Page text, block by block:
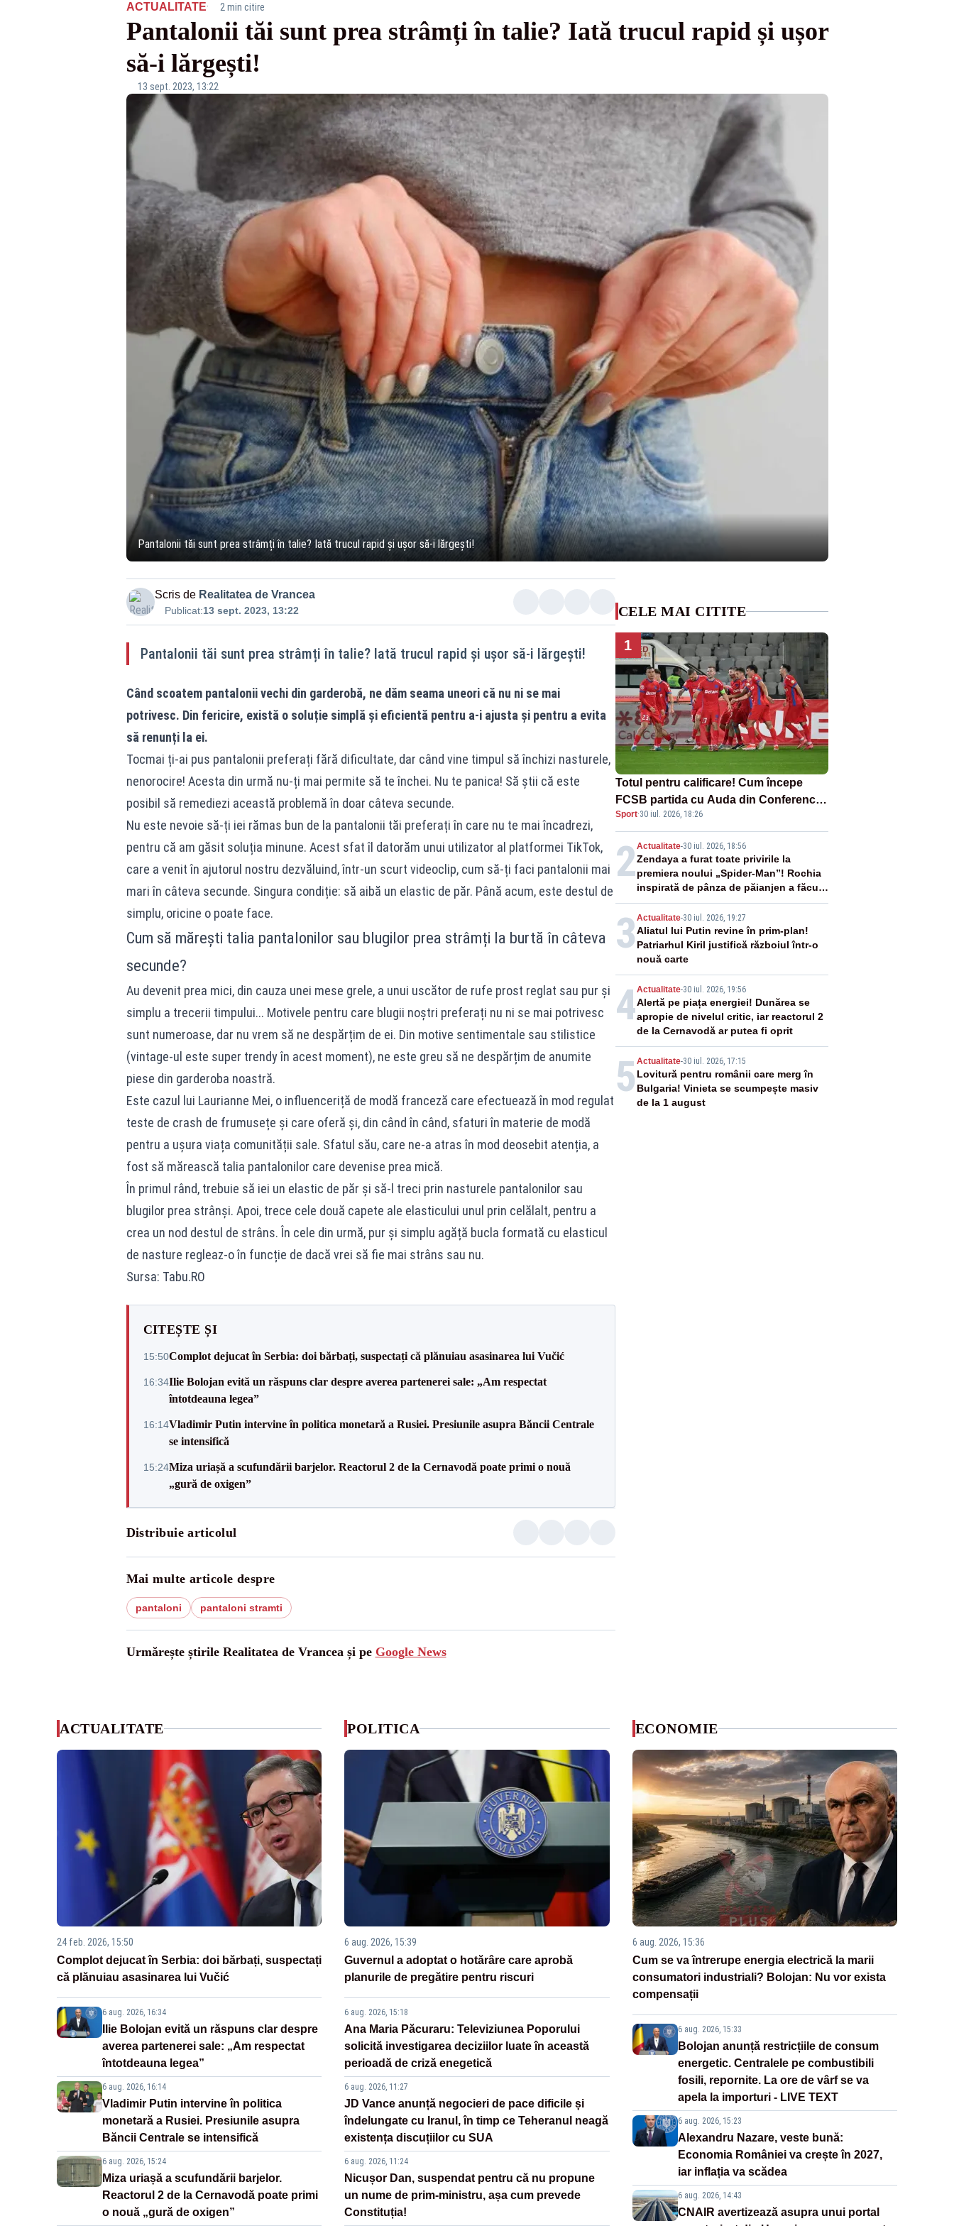
ACTUALITATE· 2 min citire
Pantalonii tăi sunt prea strâmți în talie? Iată trucul rapid și ușor
să-i lărgești!
13 sept. 2023, 13:22
Pantalonii tăi sunt prea strâmți în talie? Iată trucul rapid și ușor să-i lărgești!
Scris de Realitatea de Vrancea
Publicat:13 sept. 2023, 13:22
Pantalonii tăi sunt prea strâmți în talie? Iată trucul rapid și ușor să-i lărgești!
Când scoatem pantalonii vechi din garderobă, ne dăm seama uneori că nu ni se mai
potrivesc. Din fericire, există o soluție simplă și eficientă pentru a-i ajusta și pentru a evita
să renunți la ei.
Tocmai ți-ai pus pantalonii preferați fără dificultate, dar când vine timpul să închizi nasturele,
nenorocire! Acesta din urmă nu-ți mai permite să te închei. Nu te panica! Să știi că este
posibil să remediezi această problemă în doar câteva secunde.
Nu este nevoie să-ți iei rămas bun de la pantalonii tăi preferați în care nu te mai încadrezi,
pentru că am găsit soluția minune. Acest sfat îl datorăm unui utilizator al platformei TikTok,
care a venit în ajutorul nostru dezvăluind, într-un scurt videoclip, cum să-ți faci pantalonii mai
mari în câteva secunde. Singura condiție: să aibă un elastic de păr. Până acum, este destul de
simplu, oricine o poate face.
Cum să mărești talia pantalonilor sau blugilor prea strâmți la burtă în câteva
secunde?
Au devenit prea mici, din cauza unei mese grele, a unui uscător de rufe prost reglat sau pur și
simplu a trecerii timpului... Motivele pentru care blugii noștri preferați nu ni se mai potrivesc
sunt numeroase, dar nu vrem să ne despărțim de ei. Din motive sentimentale sau stilistice
(vintage-ul este super trendy în acest moment), ne este greu să ne despărțim de anumite
piese din garderoba noastră.
Este cazul lui Laurianne Mei, o influenceriță de modă franceză care efectuează în mod regulat
teste de crash de frumusețe și care oferă și, din când în când, sfaturi în materie de modă
pentru a ușura viața comunității sale. Sfatul său, care ne-a atras în mod deosebit atenția, a
fost să mărească talia pantalonilor care devenise prea mică.
În primul rând, trebuie să iei un elastic de păr și să-l treci prin nasturele pantalonilor sau
blugilor prea strânși. Apoi, trece cele două capete ale elasticului unul prin celălalt, pentru a
crea un nod destul de strâns. În cele din urmă, pur și simplu agăță bucla formată cu elasticul
de nasture regleaz-o în funcție de dacă vrei să fie mai strâns sau nu.
Sursa: Tabu.RO
CITEȘTE ȘI
15:50Complot dejucat în Serbia: doi bărbați, suspectați că plănuiau asasinarea lui Vučić
16:34Ilie Bolojan evită un răspuns clar despre averea partenerei sale: „Am respectat
întotdeauna legea”
16:14Vladimir Putin intervine în politica monetară a Rusiei. Presiunile asupra Băncii Centrale
se intensifică
15:24Miza uriașă a scufundării barjelor. Reactorul 2 de la Cernavodă poate primi o nouă
„gură de oxigen”
Distribuie articolul
Mai multe articole despre
pantaloni pantaloni stramti
Urmărește știrile Realitatea de Vrancea și pe Google News
CELE MAI CITITE
1
Totul pentru calificare! Cum începe
FCSB partida cu Auda din Conference
League
Sport·30 iul. 2026, 18:26
2Actualitate-30 iul. 2026, 18:56
Zendaya a furat toate privirile la
premiera noului „Spider-Man”! Rochia
inspirată de pânza de păianjen a făcut
senzație
3 Actualitate-30 iul. 2026, 19:27
Aliatul lui Putin revine în prim-plan!
Patriarhul Kiril justifică războiul într-o
nouă carte
4Actualitate-30 iul. 2026, 19:56
Alertă pe piața energiei! Dunărea se
apropie de nivelul critic, iar reactorul 2
de la Cernavodă ar putea fi oprit
5 Actualitate-30 iul. 2026, 17:15
Lovitură pentru românii care merg în
Bulgaria! Vinieta se scumpește masiv
de la 1 august
ACTUALITATE
24 feb. 2026, 15:50
Complot dejucat în Serbia: doi bărbați, suspectați
că plănuiau asasinarea lui Vučić
6 aug. 2026, 16:34
Ilie Bolojan evită un răspuns clar despre
averea partenerei sale: „Am respectat
întotdeauna legea”
6 aug. 2026, 16:14
Vladimir Putin intervine în politica
monetară a Rusiei. Presiunile asupra
Băncii Centrale se intensifică
6 aug. 2026, 15:24
Miza uriașă a scufundării barjelor.
Reactorul 2 de la Cernavodă poate primi
o nouă „gură de oxigen”
POLITICA
6 aug. 2026, 15:39
Guvernul a adoptat o hotărâre care aprobă
planurile de pregătire pentru riscuri
6 aug. 2026, 15:18
Ana Maria Păcuraru: Televiziunea Poporului
solicită investigarea deciziilor luate în această
perioadă de criză enegetică
6 aug. 2026, 11:27
JD Vance anunță negocieri de pace dificile și
îndelungate cu Iranul, în timp ce Teheranul neagă
existența discuțiilor cu SUA
6 aug. 2026, 11:24
Nicușor Dan, suspendat pentru că nu propune
un nume de prim-ministru, așa cum prevede
Constituția!
ECONOMIE
6 aug. 2026, 15:36
Cum se va întrerupe energia electrică la marii
consumatori industriali? Bolojan: Nu vor exista
compensații
6 aug. 2026, 15:33
Bolojan anunță restricțiile de consum
energetic. Centralele pe combustibili
fosili, repornite. La ore de vârf se va
apela la importuri - LIVE TEXT
6 aug. 2026, 15:23
Alexandru Nazare, veste bună:
Economia României va crește în 2027,
iar inflația va scădea
6 aug. 2026, 14:43
CNAIR avertizează asupra unui portal